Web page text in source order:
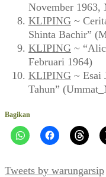
November 1963,
KLIPING ~
Shinta Bachir”
KLIPING ~
Februari 1964)
KLIPING ~ Esai
Tahun”
Bagikan
Tweets by warungarsip